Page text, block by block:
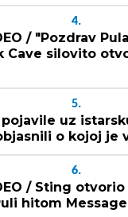
4.
/ "Pozdrav
Cave silovito
5.
uz
o kojoj je
6.
/ Sting
hitom